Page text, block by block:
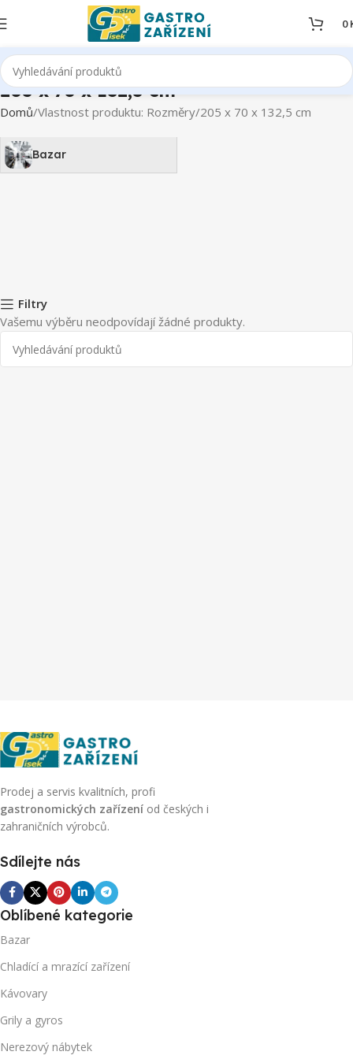
0
205 x 70 x 132,5 cm
Domů Vlastnost produktu: Rozměry 205 x 70 x 132,5 cm
Bazar
Filtry
Vašemu výběru neodpovídají žádné produkty.
Prodej a servis kvalitních, profi
gastronomických zařízení od českých i
zahraničních výrobců.
Sdílejte nás
Oblíbené kategorie
Bazar
Chladící a mrazící zařízení
Kávovary
Grily a gyros
Nerezový nábytek